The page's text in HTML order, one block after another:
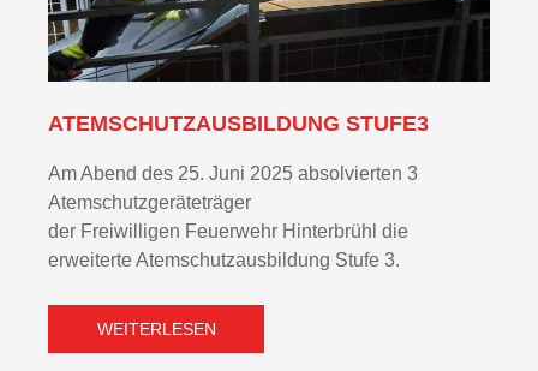
ATEMSCHUTZAUSBILDUNG STUFE3
Am Abend des 25. Juni 2025 absolvierten 3
Atemschutzgeräteträger
der Freiwilligen Feuerwehr Hinterbrühl die
erweiterte Atemschutzausbildung Stufe 3.
WEITERLESEN